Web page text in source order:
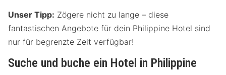
Unser Tipp: Zögere nicht zu lange – diese
fantastischen Angebote für dein Philippine Hotel sind
nur für begrenzte Zeit verfügbar!
Suche und buche ein Hotel in Philippine